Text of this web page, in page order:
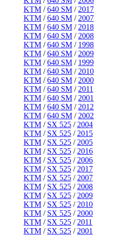
KTM /640 SM / 2017
KTM /640 SM / 2007
KTM /640 SM / 2018
KTM /640 SM / 2008
KTM /640 SM / 1998
KTM /640 SM / 2009
KTM /640 SM / 1999
KTM /640 SM / 2010
KTM /640 SM / 2000
KTM /640 SM / 2011
KTM /640 SM / 2001
KTM /640 SM / 2012
KTM /640 SM / 2002
KTM / SX 525 / 2004
KTM / SX 525 / 2015
KTM / SX 525 / 2005
KTM / SX 525 / 2016
KTM / SX 525 / 2006
KTM / SX 525 / 2017
KTM / SX 525 / 2007
KTM / SX 525 / 2008
KTM / SX 525 / 2009
KTM / SX 525 / 2010
KTM / SX 525 / 2000
KTM / SX 525 / 2011
KTM / SX 525 / 2001